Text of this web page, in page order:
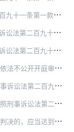
条约规定的或者外交途径提出的司法协助方式，或者被告…
委托一至二名辩护人。委托律师担任辩护人的，应当委托…
当在收到起诉书副本后、第一审开庭前提交与被告人关系…
后，至迟在开庭三十日以前发布开庭公告。
以发表意见，出示证据，申请法庭通知证人、鉴定人等出庭，…
提起公诉的案件，按照下列程序进行：
证据确实、充分的证明标准。